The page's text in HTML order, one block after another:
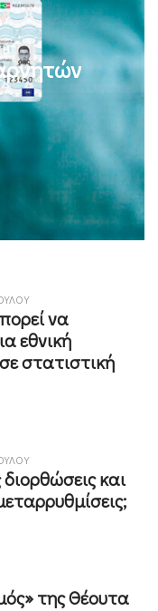
να
εθνική
στατιστική
διορθώσεις και
της Θέουτα